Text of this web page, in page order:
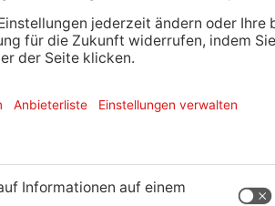
Primaveraland
und Touristik wissen
Nach den Schlachthof-
Fleischereibetriebe im
Einige sind auch schon
in Weilbach gestartet